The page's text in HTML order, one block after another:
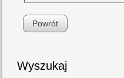
Powrót
Wyszukaj